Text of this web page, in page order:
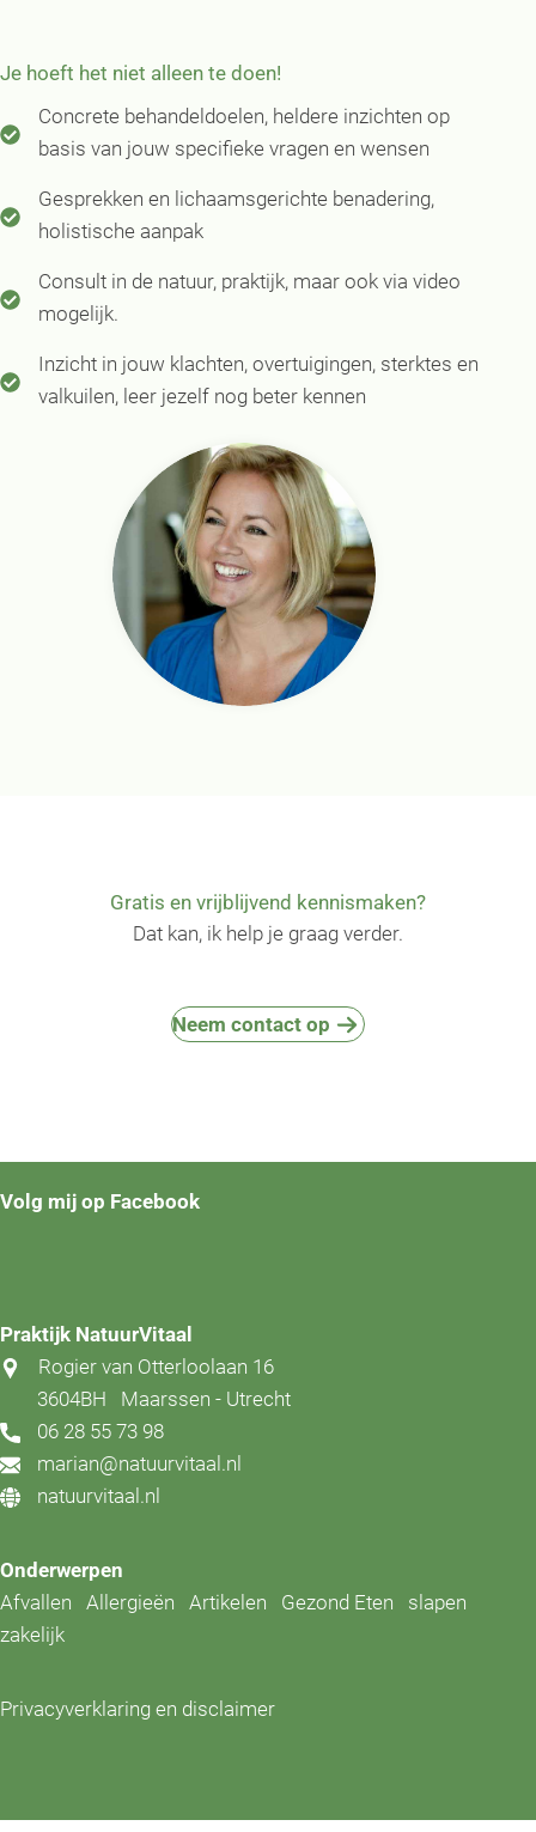
Je hoeft het niet alleen te doen!
Concrete behandeldoelen, heldere inzichten op
basis van jouw specifieke vragen en wensen
Gesprekken en lichaamsgerichte benadering,
holistische aanpak
Consult in de natuur, praktijk, maar ook via video
mogelijk.
Inzicht in jouw klachten, overtuigingen, sterktes en
valkuilen, leer jezelf nog beter kennen
Gratis en vrijblijvend kennismaken?
Dat kan, ik help je graag verder.
Neem contact op
Volg mij op Facebook
Praktijk NatuurVitaal
Rogier van Otterloolaan 16
3604BH
Maarssen - Utrecht
06 28 55 73 98
marian@natuurvitaal.nl
natuurvitaal.nl
Onderwerpen
Afvallen
Allergieën Artikelen Gezond Eten
slapen
zakelijk
Privacyverklaring en disclaimer